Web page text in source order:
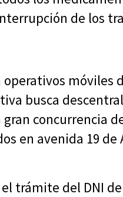
de los
móviles
busca
concurrencia
en avenida 19 de
trámite del DNI